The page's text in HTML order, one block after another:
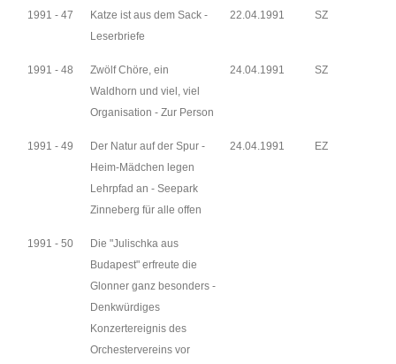
1991 - 47
Katze ist aus dem Sack -
Leserbriefe
22.04.1991 SZ
1991 - 48
Zwölf Chöre, ein
Waldhorn und viel, viel
Organisation - Zur Person
24.04.1991 SZ
1991 - 49
Der Natur auf der Spur -
Heim-Mädchen legen
Lehrpfad an - Seepark
Zinneberg für alle offen
24.04.1991 EZ
1991 - 50
Die "Julischka aus
Budapest" erfreute die
Glonner ganz besonders -
Denkwürdiges
Konzertereignis des
Orchestervereins vor